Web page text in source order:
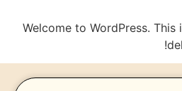
Welcome to WordPress.